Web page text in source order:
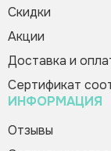
Creative Team!
Cкидки
Акции
Доставка и
Сертификат
ИНФОРМАЦИЯ
Отзывы